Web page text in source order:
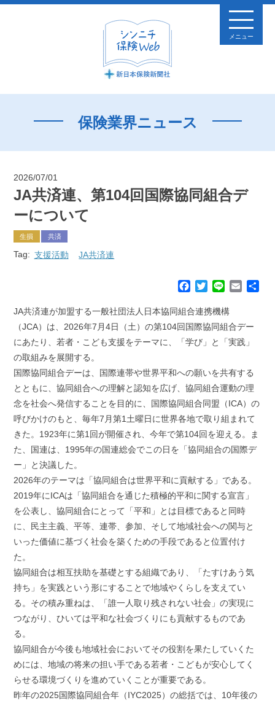
メニュー
保険業界ニュース
2026/07/01
JA共済連、第104回国際協同組合デ
ーについて
生損 共済
Tag: 支援活動 JA共済連
c
e
o
k
T
i
t
e
n
e
E
i
JA共済連が加盟する一般社団法人日本協同組合連携機構
（JCA）は、2026年7月4日（土）の第104回国際協同組合デー
にあたり、若者・こども支援をテーマに、「学び」と「実践」
の取組みを展開する。
国際協同組合デーは、国際連帯や世界平和への願いを共有する
とともに、協同組合への理解と認知を広げ、協同組合運動の理
念を社会へ発信することを目的に、国際協同組合同盟（ICA）の
呼びかけのもと、毎年7月第1土曜日に世界各地で取り組まれて
きた。1923年に第1回が開催され、今年で第104回を迎える。ま
た、国連は、1995年の国連総会でこの日を「協同組合の国際デ
ー」と決議した。
2026年のテーマは「協同組合は世界平和に貢献する」である。
2019年にICAは「協同組合を通じた積極的平和に関する宣言」
を公表し、協同組合にとって「平和」とは目標であると同時
に、民主主義、平等、連帯、参加、そして地域社会への関与と
いった価値に基づく社会を築くための手段であると位置付け
た。
協同組合は相互扶助を基礎とする組織であり、「たすけあう気
持ち」を実践という形にすることで地域やくらしを支えてい
る。その積み重ねは、「誰一人取り残されない社会」の実現に
つながり、ひいては平和な社会づくりにも貢献するものであ
る。
協同組合が今後も地域社会においてその役割を果たしていくた
めには、地域の将来の担い手である若者・こどもが安心してく
らせる環境づくりを進めていくことが重要である。
昨年の2025国際協同組合年（IYC2025）の総括では、10年後の